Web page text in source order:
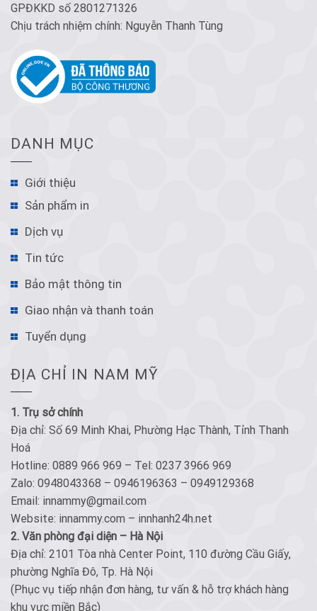
GPĐKKD số 2801271326
Chịu trách nhiệm chính: Nguyễn Thanh Tùng
DANH MỤC
Giới thiệu
Sản phẩm in
Dịch vụ
Tin tức
Bảo mật thông tin
Giao nhận và thanh toán
Tuyển dụng
ĐỊA CHỈ IN NAM MỸ
1. Trụ sở chính
Địa chỉ: Số 69 Minh Khai, Phường Hạc Thành, Tỉnh Thanh
Hoá
Hotline: 0889 966 969 – Tel: 0237 3966 969
Zalo: 0948043368 – 0946196363 – 0949129368
Email: innammy@gmail.com
Website: innammy.com – innhanh24h.net
2. Văn phòng đại diện – Hà Nội
Địa chỉ: 2101 Tòa nhà Center Point, 110 đường Cầu Giấy,
phường Nghĩa Đô, Tp. Hà Nội
(Phục vụ tiếp nhận đơn hàng, tư vấn & hỗ trợ khách hàng
khu vực miền Bắc)